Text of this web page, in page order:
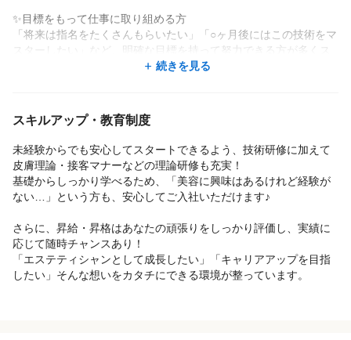
すべてが揃ったサロンです。
スタッフ同士の距離が近く、店舗を超えての交流もあり、時には
「エステの仕事が好き」「もっと成長したい」「安心して長く働
まずはお気軽にお話を聞きに来てください。お待ちしています！
✨目標をもって仕事に取り組める方
「将来は指名をたくさんもらいたい」「○ヶ月後にはこの技術をマ
スターしたい」など、明確な目標を持って努力できる方が多くス
テップアップを実現しています！
グラサヴォーグでは施術中の会話も大切なサービスのひとつ。お
客様との信頼関係を築く上で、自然なコミュニケーションを楽し
める方が活躍しています♪
💚チームワークを大切にできる方
スタッフ同士のサポートや声かけが多く、職場はいつも明るい雰
囲気。1人ではなくチームで頑張る意識のある方は、自然と周囲か
らも信頼され、長く活躍されています。
続きを見る
スキルアップ・教育制度
未経験からでも安心してスタートできるよう、技術研修に加えて
皮膚理論・接客マナーなどの理論研修も充実！
基礎からしっかり学べるため、「美容に興味はあるけれど経験が
ない…」という方も、安心してご入社いただけます♪
さらに、昇給・昇格はあなたの頑張りをしっかり評価し、実績に
応じて随時チャンスあり！
「エステティシャンとして成長したい」「キャリアアップを目指
したい」そんな想いをカタチにできる環境が整っています。